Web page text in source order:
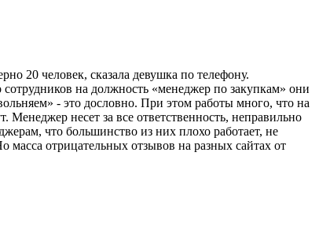
20 человек, сказала девушка по телефону.
на должность «менеджер по закупкам» они
- это дословно. При этом работы много, что на
Менеджер несет за все ответственность, неправильно
что большинство из них плохо работает, не
масса отрицательных отзывов на разных сайтах от